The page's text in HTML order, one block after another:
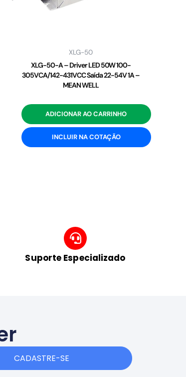
XLG-50
XLG-50-A – Driver LED 50W 100-
305VCA/142-431VCC Saída 22-54V 1A –
MEAN WELL
ADICIONAR AO CARRINHO
INCLUIR NA COTAÇÃO
Suporte Especializado
CADASTRE-SE